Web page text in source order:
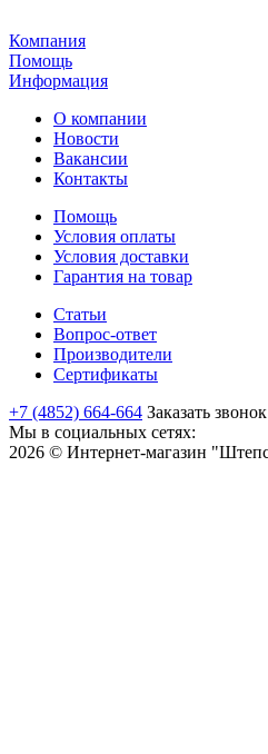
Компания
Помощь
Информация
О компании
Новости
Вакансии
Контакты
Помощь
Условия оплаты
Условия доставки
Гарантия на товар
Статьи
Вопрос-ответ
Производители
Сертификаты
+7 (4852) 664-664 Заказать звонок
Мы в социальных сетях:
2026 © Интернет-магазин